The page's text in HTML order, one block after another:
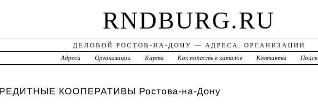
RNDBURG.RU
ДЕЛОВОЙ РОСТОВ-НА-ДОНУ — АДРЕСА, ОРГАНИЗАЦИИ
Адреса
Организации Карта Как попасть в каталог Контакты Поиск
КООПЕРАТИВЫ Ростова-на-Дону